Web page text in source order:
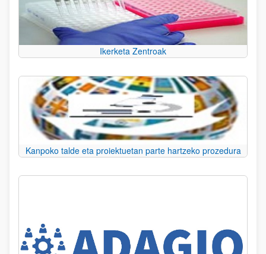
Ikerketa Zentroak
Kanpoko talde eta proiektuetan parte hartzeko prozedura